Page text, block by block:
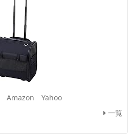
Amazon
Yahoo
一覧